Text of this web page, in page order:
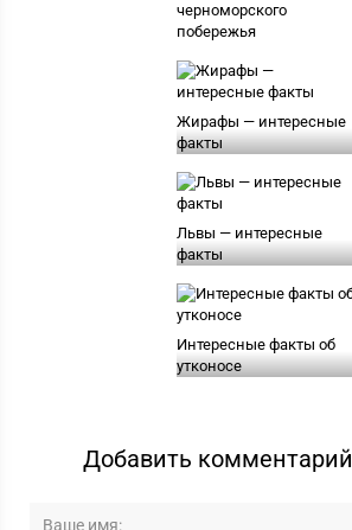
черноморского
побережья
Жирафы — интересные
факты
Львы — интересные
факты
Интересные факты об
утконосе
Добавить комментарий